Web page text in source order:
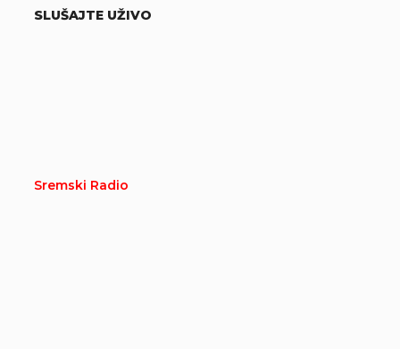
SLUŠAJTE UŽIVO
Sremski Radio